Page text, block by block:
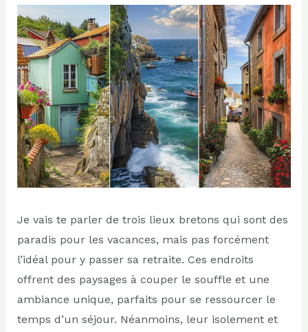
Je vais te parler de trois lieux bretons qui sont des
paradis pour les vacances, mais pas forcément
l’idéal pour y passer sa retraite. Ces endroits
offrent des paysages à couper le souffle et une
ambiance unique, parfaits pour se ressourcer le
temps d’un séjour. Néanmoins, leur isolement et